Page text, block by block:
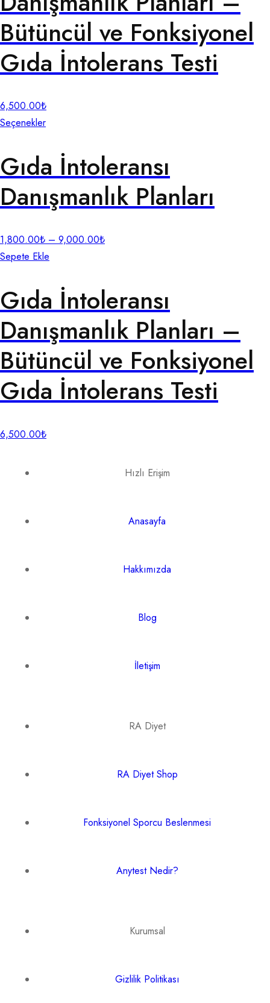
Bütüncül ve Fonksiyonel
Gıda İntolerans Testi
6,500.00₺
Seçenekler
Gıda İntoleransı
Danışmanlık Planları
1,800.00₺ – 9,000.00₺
Sepete Ekle
Gıda İntoleransı
Danışmanlık Planları –
Bütüncül ve Fonksiyonel
Gıda İntolerans Testi
6,500.00₺
Hızlı Erişim
Anasayfa
Hakkımızda
Blog
İletişim
RA Diyet
RA Diyet Shop
Fonksiyonel Sporcu Beslenmesi
Anytest Nedir?
Kurumsal
Gizlilik Politikası